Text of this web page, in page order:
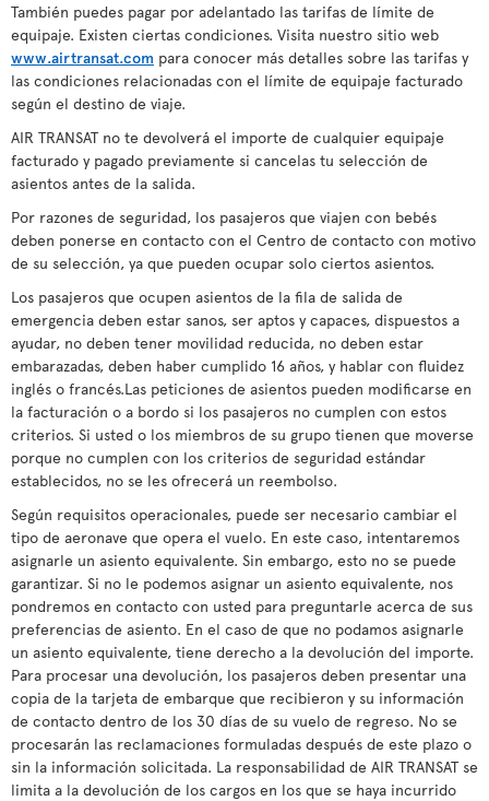
También puedes pagar por adelantado las tarifas de límite de
equipaje. Existen ciertas condiciones. Visita nuestro sitio web
www.airtransat.com para conocer más detalles sobre las tarifas y
las condiciones relacionadas con el límite de equipaje facturado
según el destino de viaje.
AIR TRANSAT no te devolverá el importe de cualquier equipaje
facturado y pagado previamente si cancelas tu selección de
asientos antes de la salida.
Por razones de seguridad, los pasajeros que viajen con bebés
deben ponerse en contacto con el Centro de contacto con motivo
de su selección, ya que pueden ocupar solo ciertos asientos.
Los pasajeros que ocupen asientos de la fila de salida de
emergencia deben estar sanos, ser aptos y capaces, dispuestos a
ayudar, no deben tener movilidad reducida, no deben estar
embarazadas, deben haber cumplido 16 años, y hablar con fluidez
inglés o francés.Las peticiones de asientos pueden modificarse en
la facturación o a bordo si los pasajeros no cumplen con estos
criterios. Si usted o los miembros de su grupo tienen que moverse
porque no cumplen con los criterios de seguridad estándar
establecidos, no se les ofrecerá un reembolso.
Según requisitos operacionales, puede ser necesario cambiar el
tipo de aeronave que opera el vuelo. En este caso, intentaremos
asignarle un asiento equivalente. Sin embargo, esto no se puede
garantizar. Si no le podemos asignar un asiento equivalente, nos
pondremos en contacto con usted para preguntarle acerca de sus
preferencias de asiento. En el caso de que no podamos asignarle
un asiento equivalente, tiene derecho a la devolución del importe.
Para procesar una devolución, los pasajeros deben presentar una
copia de la tarjeta de embarque que recibieron y su información
de contacto dentro de los 30 días de su vuelo de regreso. No se
procesarán las reclamaciones formuladas después de este plazo o
sin la información solicitada. La responsabilidad de AIR TRANSAT se
limita a la devolución de los cargos en los que se haya incurrido